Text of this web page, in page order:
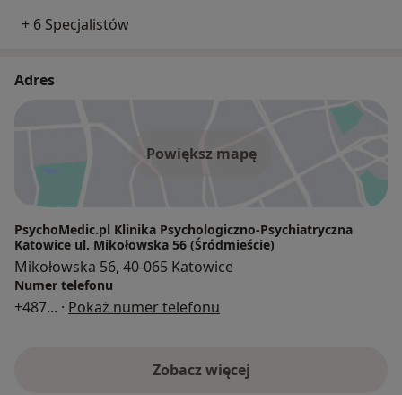
+ 6 Specjalistów
Adres
Powiększ mapę
PsychoMedic.pl Klinika Psychologiczno-Psychiatryczna
Katowice ul. Mikołowska 56 (Śródmieście)
Mikołowska 56, 40-065 Katowice
Numer telefonu
+487... · Pokaż numer telefonu
Zobacz więcej